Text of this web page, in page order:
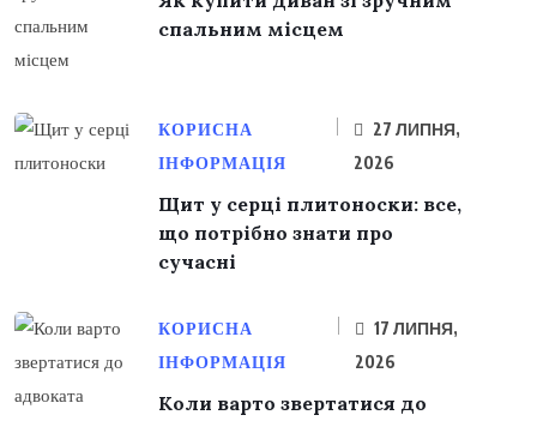
спальним місцем
КОРИСНА
ІНФОРМАЦІЯ
27 ЛИПНЯ,
2026
Щит у серці плитоноски: все,
що потрібно знати про
сучасні
КОРИСНА
ІНФОРМАЦІЯ
17 ЛИПНЯ,
2026
Коли варто звертатися до